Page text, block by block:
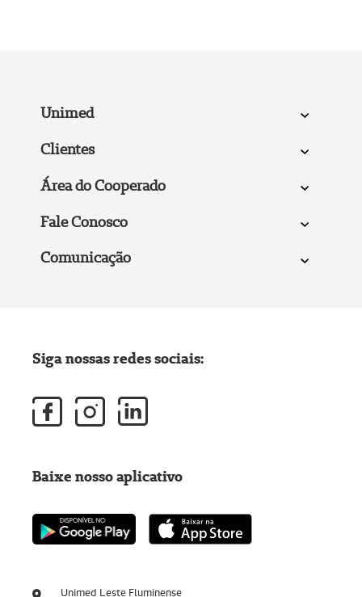
Unimed
Clientes
Área do Cooperado
Fale Conosco
Comunicação
Unimed Leste Fluminense
Siga nossas redes sociais:
Baixe nosso aplicativo